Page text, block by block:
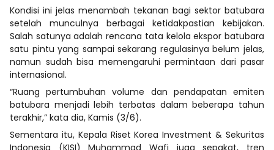
Kondisi ini jelas menambah tekanan bagi sektor batubara
setelah munculnya berbagai ketidakpastian kebijakan.
Salah satunya adalah rencana tata kelola ekspor batubara
satu pintu yang sampai sekarang regulasinya belum jelas,
namun sudah bisa memengaruhi permintaan dari pasar
internasional.
“Ruang pertumbuhan volume dan pendapatan emiten
batubara menjadi lebih terbatas dalam beberapa tahun
terakhir,” kata dia, Kamis (3/6).
Sementara itu, Kepala Riset Korea Investment & Sekuritas
Indonesia (KISI) Muhammad Wafi juga sepakat, tren